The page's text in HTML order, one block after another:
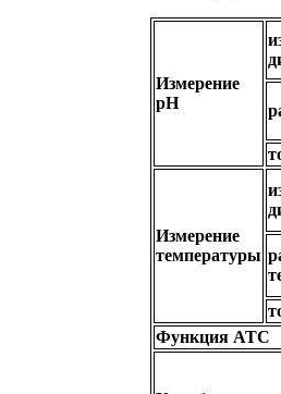
Измерение
pH
Измерение
температуры
Функция ATC